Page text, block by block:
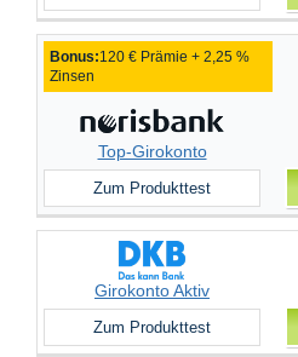
Top-Girokonto
Bonus:120 € Prämie + 2,25 %
Zinsen
Zum Produkttest
Girokonto Aktiv
Zum Produkttest